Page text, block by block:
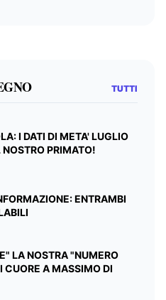
TUTTI
I DATI DI META' LUGLIO
PRIMATO!
ENTRAMBI
LA NOSTRA "NUMERO
CUORE A MASSIMO DI